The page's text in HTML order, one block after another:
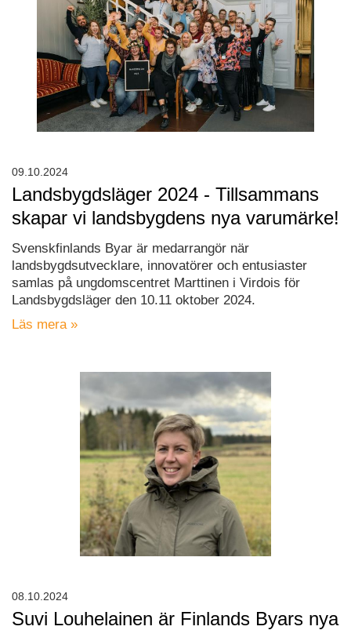
Landsbygdsläger 2024 - Tillsammans
skapar vi landsbygdens nya varumärke!
Svenskfinlands Byar är medarrangör när
landsbygdsutvecklare, innovatörer och entusiaster
samlas på ungdomscentret Marttinen i Virdois för
Landsbygdsläger den 10.11 oktober 2024.
Läs mera »
09.10.2024
Suvi Louhelainen är Finlands Byars nya
08.10.2024